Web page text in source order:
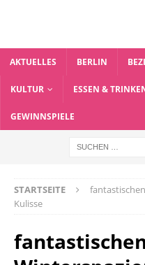
AKTUELLES BERLIN
KULTUR ESSEN &
GEWINNSPIELE
STARTSEITE
Kulisse